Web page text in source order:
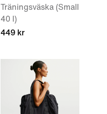
Träningsväska (Small
40 l)
449 kr